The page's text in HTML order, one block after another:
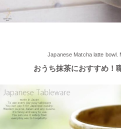
ました！新商品もたくさんご用意
店、お待ちしております。
2025/4/16
≪テレビで紹介されました≫ 2025
Japanese Matcha latte bowl.
おうち抹茶におすすめ！